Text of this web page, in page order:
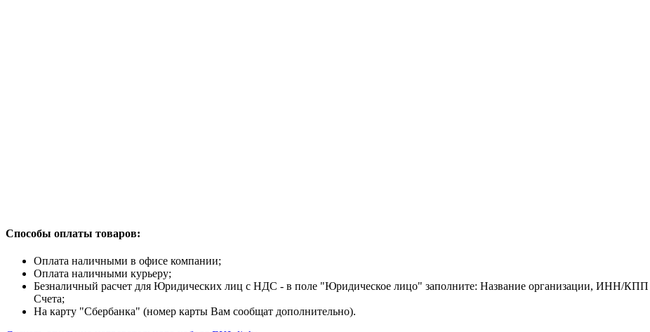
Способы оплаты товаров:
Оплата наличными в офисе компании;
Оплата наличными курьеру;
Безналичный расчет для Юридических лиц с НДС - в поле "Юридическое лицо" заполните: Название организации, ИНН/
Счета;
На карту "Сбербанка" (номер карты Вам сообщат дополнительно).